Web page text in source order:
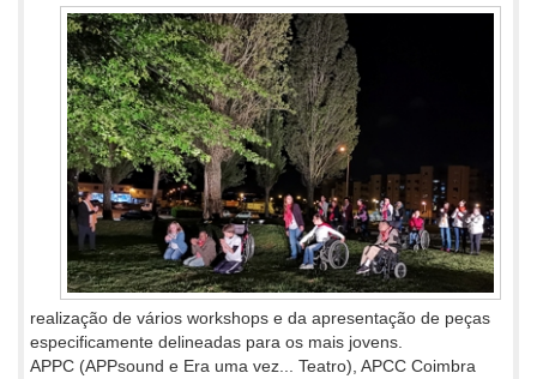
realização de vários workshops e da apresentação de peças
especificamente delineadas para os mais jovens.
APPC (APPsound e Era uma vez... Teatro), APCC Coimbra